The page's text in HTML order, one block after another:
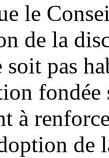
le
de la
soit pas
fondée
à
de